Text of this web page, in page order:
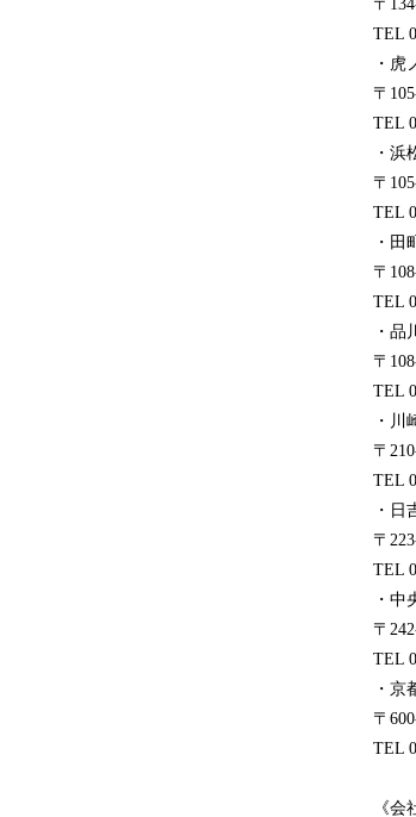
〒
TEL
・虎
〒
TEL
・浜
〒
TEL
・田
〒
TEL
・品
〒
TEL
・川
〒
TEL
・日
〒
TEL
・中
〒
TEL
・京
〒
TEL
《会